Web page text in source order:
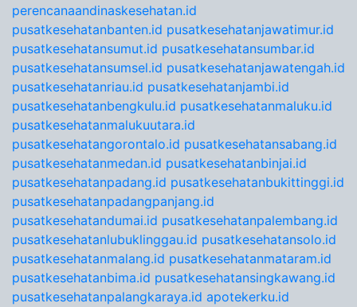
perencanaandinaskesehatan.id
pusatkesehatanbanten.id pusatkesehatanjawatimur.id
pusatkesehatansumut.id pusatkesehatansumbar.id
pusatkesehatansumsel.id pusatkesehatanjawatengah.id
pusatkesehatanriau.id pusatkesehatanjambi.id
pusatkesehatanbengkulu.id pusatkesehatanmaluku.id
pusatkesehatanmalukuutara.id
pusatkesehatangorontalo.id pusatkesehatansabang.id
pusatkesehatanmedan.id pusatkesehatanbinjai.id
pusatkesehatanpadang.id pusatkesehatanbukittinggi.id
pusatkesehatanpadangpanjang.id
pusatkesehatandumai.id pusatkesehatanpalembang.id
pusatkesehatanlubuklinggau.id pusatkesehatansolo.id
pusatkesehatanmalang.id pusatkesehatanmataram.id
pusatkesehatanbima.id pusatkesehatansingkawang.id
pusatkesehatanpalangkaraya.id apotekerku.id